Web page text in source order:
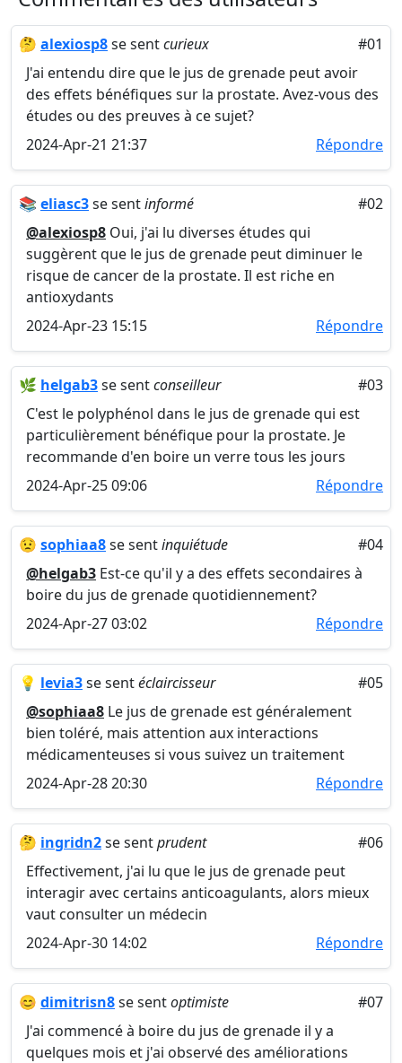
🤔 alexiosp8se sentcurieux
#01
J'ai entendu dire que le jus de grenade peut avoir
des effets bénéfiques sur la prostate. Avez-vous des
études ou des preuves à ce sujet?
2024-Apr-21 21:37
Répondre
📚 eliasc3se sentinformé
#02
@alexiosp8 Oui, j'ai lu diverses études qui
suggèrent que le jus de grenade peut diminuer le
risque de cancer de la prostate. Il est riche en
antioxydants
2024-Apr-23 15:15
Répondre
🌿 helgab3se sentconseilleur
#03
C'est le polyphénol dans le jus de grenade qui est
particulièrement bénéfique pour la prostate. Je
recommande d'en boire un verre tous les jours
2024-Apr-25 09:06
Répondre
😟 sophiaa8se sentinquiétude
#04
@helgab3 Est-ce qu'il y a des effets secondaires à
boire du jus de grenade quotidiennement?
2024-Apr-27 03:02
Répondre
💡 levia3se sentéclaircisseur
#05
@sophiaa8 Le jus de grenade est généralement
bien toléré, mais attention aux interactions
médicamenteuses si vous suivez un traitement
2024-Apr-28 20:30
Répondre
🤔 ingridn2se sentprudent
#06
Effectivement, j'ai lu que le jus de grenade peut
interagir avec certains anticoagulants, alors mieux
vaut consulter un médecin
2024-Apr-30 14:02
Répondre
😊 dimitrisn8se sentoptimiste
#07
J'ai commencé à boire du jus de grenade il y a
quelques mois et j'ai observé des améliorations